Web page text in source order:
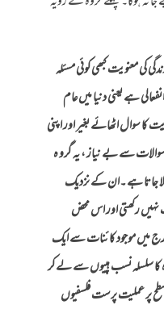
کی معنویت کبھی کوئی مسئلہ
ہے یعنی دنیا میں عام
کا سوال اٹھائے بغیر اور اپنی
سے بے نیاز ، یہ گرو ہ
جاتا ہے ۔ان کے نزدیک
نہیں رکھتی اور اس محض
میں موجود کائنات سے ایک
کا سلسلہ نسب ہپیوں سے لے کر
پر عملیت پرست فلسفیوں